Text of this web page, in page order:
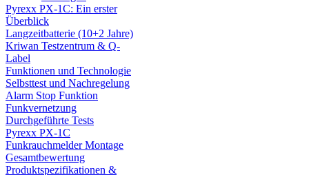
Pyrexx PX-1C: Ein erster
Überblick
Langzeitbatterie (10+2 Jahre)
Kriwan Testzentrum & Q-
Label
Funktionen und Technologie
Selbsttest und Nachregelung
Alarm Stop Funktion
Funkvernetzung
Durchgeführte Tests
Pyrexx PX-1C
Funkrauchmelder Montage
Gesamtbewertung
Produktspezifikationen &